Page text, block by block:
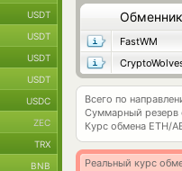
Обменник
FastWM
Всего по
Суммарный резерв
Курс обмена ETH/
Реальный курс
USDT
USDT
USDT
USDT
USDC
ZEC
TRX
BNB